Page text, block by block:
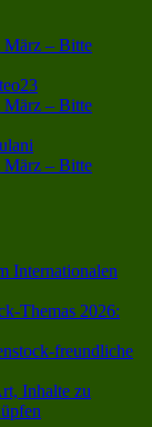
März – Bitte
März – Bitte
März – Bitte
Internationalen
Themas 2026:
freundliche
Inhalte zu